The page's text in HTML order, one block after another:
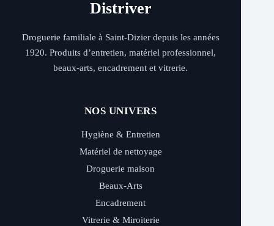
du
la
du
Distriver
Droguerie familiale à Saint-Dizier depuis les années
1920. Produits d’entretien, matériel professionnel,
beaux-arts, encadrement et vitrerie.
NOS UNIVERS
Hygiène & Entretien
Matériel de nettoyage
Droguerie maison
Beaux-Arts
Encadrement
Vitrerie & Miroiterie